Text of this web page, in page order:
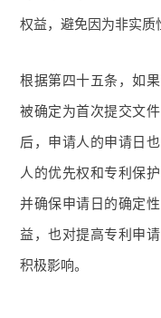
权益，避免因为非实质
根据第四十五条，如
被确定为首次提交文
后，申请人的申请日
人的优先权和专利保
并确保申请日的确定
益，也对提高专利申
积极影响。